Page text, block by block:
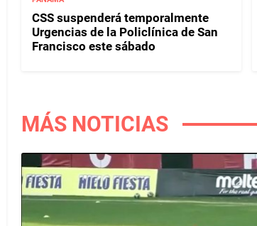
CSS suspenderá temporalmente
Urgencias de la Policlínica de San
Francisco este sábado
MÁS NOTICIAS